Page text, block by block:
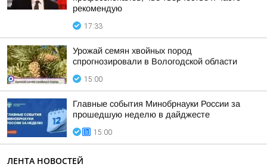
рекомендую
17:33
Урожай семян хвойных пород
спрогнозировали в Вологодской области
15:00
Главные события Минобрнауки России за
прошедшую неделю в дайджесте
15:00
ЛЕНТА НОВОСТЕЙ